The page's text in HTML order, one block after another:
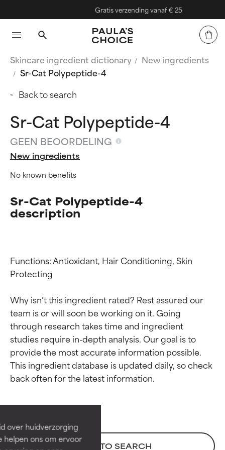
over huidverzorging
helpen ons om ervoor
Gratis verzending vanaf € 25
Skincare ingredient dictionary
New ingredients
Sr-Cat Polypeptide-4
Back to search
Sr-Cat Polypeptide-4
GEEN BEOORDELING
New ingredients
No known benefits
Sr-Cat Polypeptide-4
description
Functions: Antioxidant, Hair Conditioning, Skin
Protecting
Why isn’t this ingredient rated? Rest assured our
team is or will soon be working on it. Going
through research takes time and ingredient
studies require in-depth analysis. Our goal is to
provide the most accurate information possible.
This ingredient database is updated daily, so check
BACK TO SEARCH
Beoordelingen van
ingrediënten
Bewezen en ondersteund door
onafhankelijk onderzoek.
Uitstekend actief ingrediënt
Beoordelingen van
ingrediënten
Bewezen en ondersteund door
onafhankelijk onderzoek.
Uitstekend actief ingrediënt